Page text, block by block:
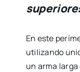
En este
utilizando
un arma